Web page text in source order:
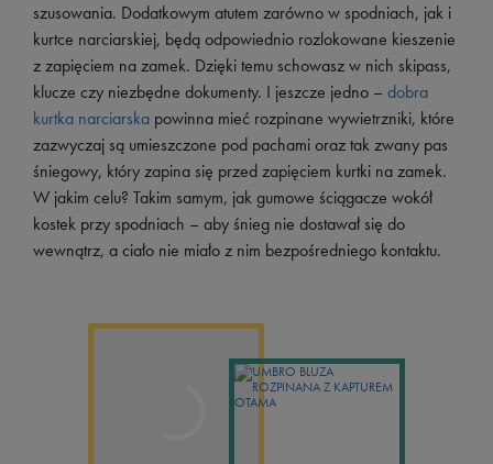
szusowania. Dodatkowym atutem zarówno w spodniach, jak i
kurtce narciarskiej, będą odpowiednio rozlokowane kieszenie
z zapięciem na zamek. Dzięki temu schowasz w nich skipass,
klucze czy niezbędne dokumenty. I jeszcze jedno – dobra
kurtka narciarska powinna mieć rozpinane wywietrzniki, które
zazwyczaj są umieszczone pod pachami oraz tak zwany pas
śniegowy, który zapina się przed zapięciem kurtki na zamek.
W jakim celu? Takim samym, jak gumowe ściągacze wokół
kostek przy spodniach – aby śnieg nie dostawał się do
wewnątrz, a ciało nie miało z nim bezpośredniego kontaktu.